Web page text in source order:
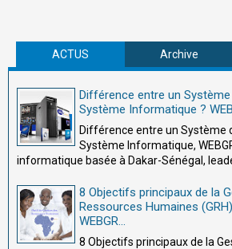
ACTUS Archive
Différence entre un
Système Informatique ?
Différence entre un Système
Système Informatique,
informatique basée à Dakar-Sénégal,
8 Objectifs principaux de la
Ressources Humaines
WEBGR...
8 Objectifs principaux de la